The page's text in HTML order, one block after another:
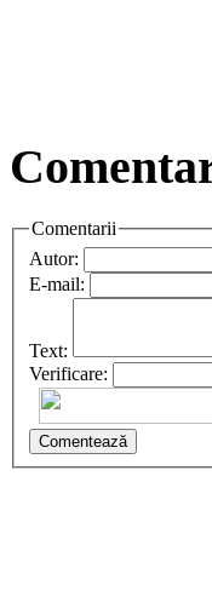
Comentarii
Autor:
E-mail:
Text:
Verificare:
Comentează